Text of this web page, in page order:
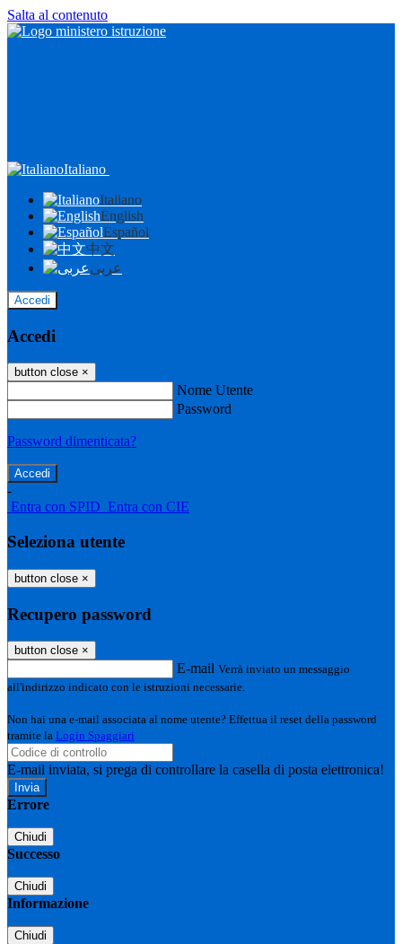
Salta al contenuto
Italiano
Italiano
English
Español
中文
عربى
Accedi
Accedi
button close ×
Nome Utente
Password
Password dimenticata?
-
Entra con SPID Entra con CIE
Seleziona utente
button close ×
Recupero password
button close ×
E-mail Verrà inviato un messaggio
all'indirizzo indicato con le istruzioni necessarie.
Non hai una e-mail associata al nome utente? Effettua il reset della password
tramite la Login Spaggiari
E-mail inviata, si prega di controllare la casella di posta elettronica!
Errore
Chiudi
Successo
Chiudi
Informazione
Chiudi